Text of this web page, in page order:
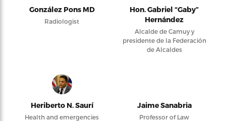
González Pons MD
Radiologist
Hon. Gabriel “Gaby”
Hernández
Alcalde de Camuy y
presidente de la Federación
de Alcaldes
Heriberto N. Saurí
Health and emergencies
Jaime Sanabria
Professor of Law